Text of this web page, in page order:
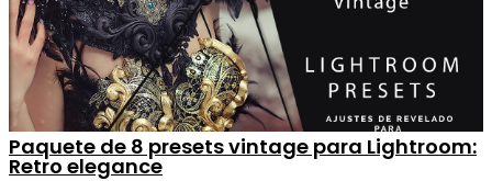
Paquete de 8 presets vintage para Lightroom:
Retro elegance